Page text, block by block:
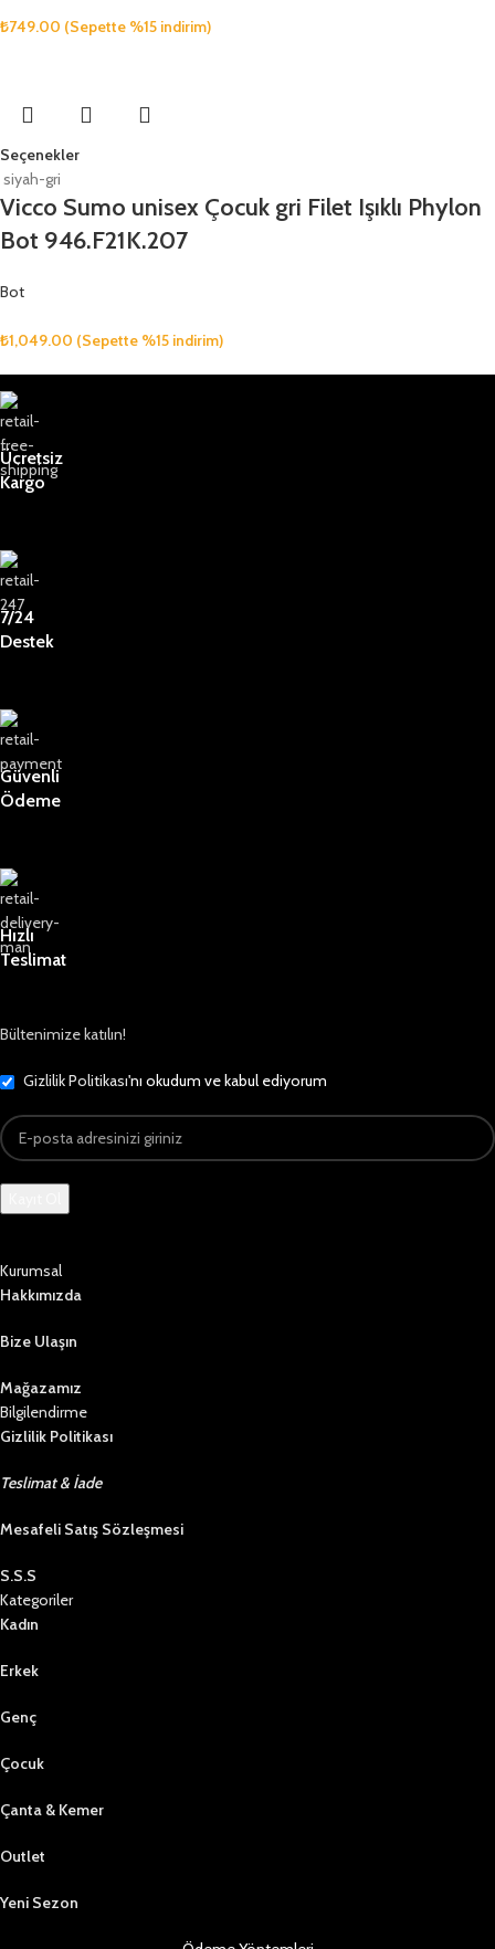
₺749.00 (Sepette %15 indirim)
Seçenekler
siyah-gri
Vicco Sumo unisex Çocuk gri Filet Işıklı Phylon
Bot 946.F21K.207
Bot
₺1,049.00 (Sepette %15 indirim)
Ücretsiz
Kargo
7/24
Destek
Güvenli
Ödeme
Hızlı
Teslimat
Bültenimize katılın!
Gizlilik Politikası'nı okudum ve kabul ediyorum
Kurumsal
Hakkımızda
Bize Ulaşın
Mağazamız
Bilgilendirme
Gizlilik Politikası
Teslimat & İade
Mesafeli Satış Sözleşmesi
S.S.S
Kategoriler
Kadın
Erkek
Genç
Çocuk
Çanta & Kemer
Outlet
Yeni Sezon